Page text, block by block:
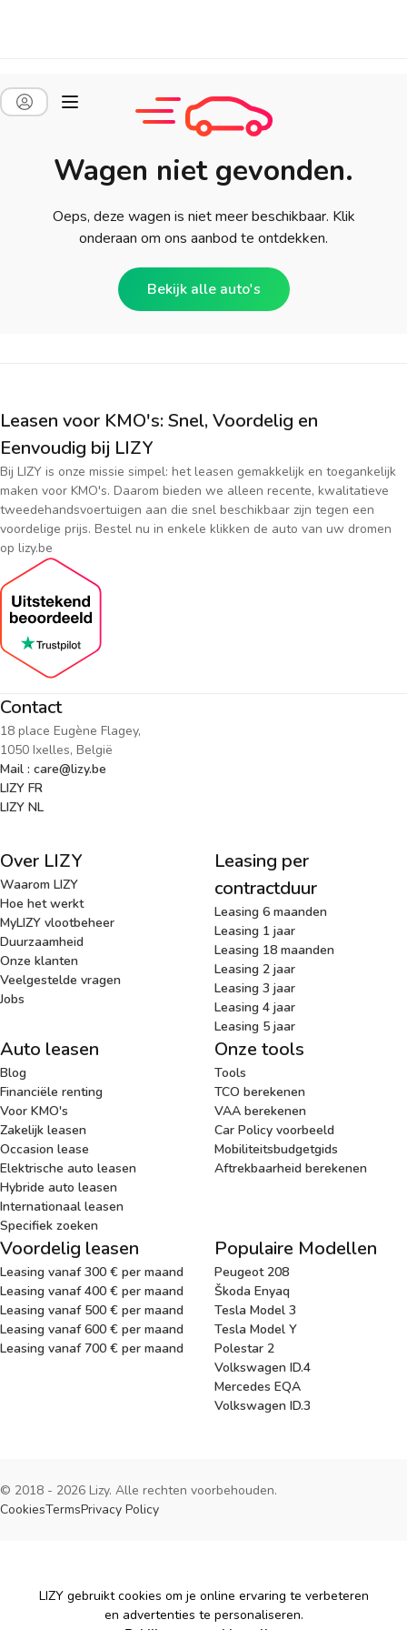
Wagen niet gevonden.
Oeps, deze wagen is niet meer beschikbaar. Klik
onderaan om ons aanbod te ontdekken.
Bekijk alle auto's
Leasen voor KMO's: Snel, Voordelig en
Eenvoudig bij LIZY
Bij LIZY is onze missie simpel: het leasen gemakkelijk en toegankelijk
maken voor KMO's. Daarom bieden we alleen recente, kwalitatieve
tweedehandsvoertuigen aan die snel beschikbaar zijn tegen een
voordelige prijs. Bestel nu in enkele klikken de auto van uw dromen
op lizy.be
Contact
18 place Eugène Flagey,
1050 Ixelles, België
Mail : care@lizy.be
LIZY FR
LIZY NL
Over LIZY
Waarom LIZY
Hoe het werkt
MyLIZY vlootbeheer
Duurzaamheid
Onze klanten
Veelgestelde vragen
Jobs
Leasing per
contractduur
Leasing 6 maanden
Leasing 1 jaar
Leasing 18 maanden
Leasing 2 jaar
Leasing 3 jaar
Leasing 4 jaar
Leasing 5 jaar
Auto leasen
Blog
Financiële renting
Voor KMO's
Zakelijk leasen
Occasion lease
Elektrische auto leasen
Hybride auto leasen
Internationaal leasen
Specifiek zoeken
Onze tools
Tools
TCO berekenen
VAA berekenen
Car Policy voorbeeld
Mobiliteitsbudgetgids
Aftrekbaarheid berekenen
Voordelig leasen
Leasing vanaf 300 € per maand
Leasing vanaf 400 € per maand
Leasing vanaf 500 € per maand
Leasing vanaf 600 € per maand
Leasing vanaf 700 € per maand
Populaire Modellen
Peugeot 208
Škoda Enyaq
Tesla Model 3
Tesla Model Y
Polestar 2
Volkswagen ID.4
Mercedes EQA
Volkswagen ID.3
© 2018 - 2026 Lizy. Alle rechten voorbehouden.
CookiesTermsPrivacy Policy
Cookies
LIZY gebruikt cookies om je online ervaring te verbeteren
en advertenties te personaliseren.